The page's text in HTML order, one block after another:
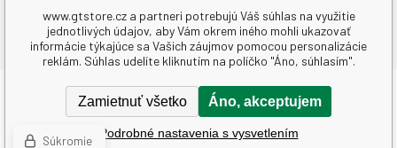
Copyright © 2026 Aleš Drlík | GTSTORE.cz
Všetky práva vyhradené.
Ecommerce solutionsBINARGON.cz-Mapa stránok
www.gtstore.cz a partneri potrebujú Váš súhlas na využitie
jednotlivých údajov, aby Vám okrem iného mohli ukazovať
informácie týkajúce sa Vašich záujmov pomocou personalizácie
reklám. Súhlas udelíte kliknutím na políčko "Áno, súhlasím".
Zamietnuť všetko Áno, akceptujem
Podrobné nastavenia s vysvetlením
Súkromie